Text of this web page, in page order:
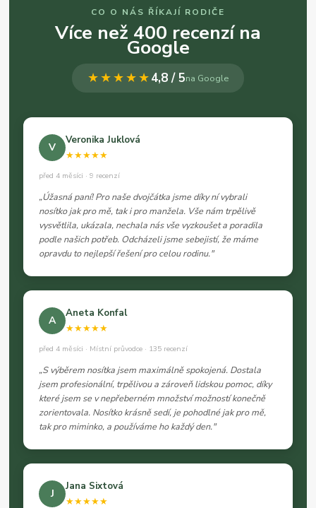
CO O NÁS ŘÍKAJÍ RODIČE
Více než 400 recenzí na
Google
★★★★★4,8 / 5na Google
V
Veronika Juklová
★★★★★
před 4 měsíci · 9 recenzí
„Úžasná paní! Pro naše dvojčátka jsme díky ní vybrali
nosítko jak pro mě, tak i pro manžela. Vše nám trpělivě
vysvětlila, ukázala, nechala nás vše vyzkoušet a poradila
podle našich potřeb. Odcházeli jsme sebejistí, že máme
opravdu to nejlepší řešení pro celou rodinu."
A
Aneta Konfal
★★★★★
před 4 měsíci · Místní průvodce · 135 recenzí
„S výběrem nosítka jsem maximálně spokojená. Dostala
jsem profesionální, trpělivou a zároveň lidskou pomoc, díky
které jsem se v nepřeberném množství možností konečně
zorientovala. Nosítko krásně sedí, je pohodlné jak pro mě,
tak pro miminko, a používáme ho každý den."
J
Jana Sixtová
★★★★★